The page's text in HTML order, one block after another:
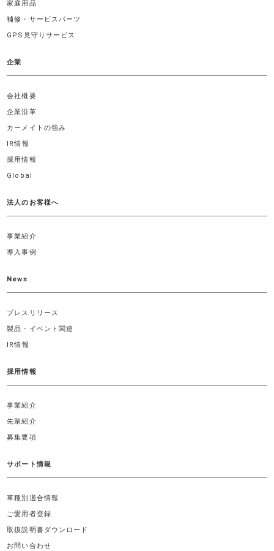
家庭用品
補修・サービスパーツ
GPS見守りサービス
企業
会社概要
企業沿革
カーメイトの強み
IR情報
採用情報
Global
法人のお客様へ
事業紹介
導入事例
News
プレスリリース
製品・イベント関連
IR情報
採用情報
事業紹介
先輩紹介
募集要項
サポート情報
車種別適合情報
ご愛用者登録
取扱説明書ダウンロード
お問い合わせ